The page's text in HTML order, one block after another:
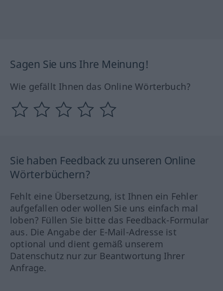
Sagen Sie uns Ihre Meinung!
Wie gefällt Ihnen das Online Wörterbuch?
Sie haben Feedback zu unseren Online
Wörterbüchern?
Fehlt eine Übersetzung, ist Ihnen ein Fehler
aufgefallen oder wollen Sie uns einfach mal
loben? Füllen Sie bitte das Feedback-Formular
aus. Die Angabe der E-Mail-Adresse ist
optional und dient gemäß unserem
Datenschutz nur zur Beantwortung Ihrer
Anfrage.